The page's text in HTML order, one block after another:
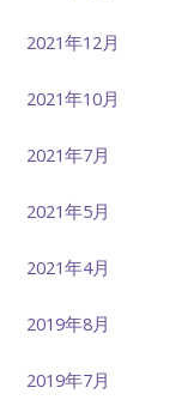
2021年12月
2021年10月
2021年7月
2021年5月
2021年4月
2019年8月
2019年7月